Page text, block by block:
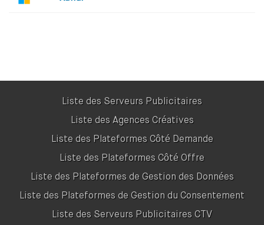
Liste des Serveurs Publicitaires
Liste des Agences Créatives
Liste des Plateformes Côté Demande
Liste des Plateformes Côté Offre
Liste des Plateformes de Gestion des Données
Liste des Plateformes de Gestion du Consentement
Liste des Serveurs Publicitaires CTV